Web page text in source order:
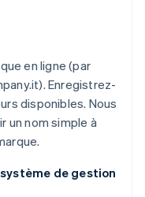
en ligne (par
Enregistrez-
disponibles. Nous
un nom simple à
de gestion